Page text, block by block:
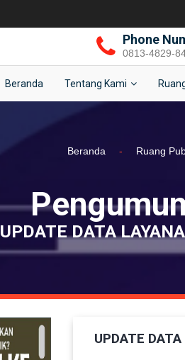
Phone
0813-4829-
Beranda Tentang Kami
Beranda - Ruang
UPDATE DATA
UPDATE